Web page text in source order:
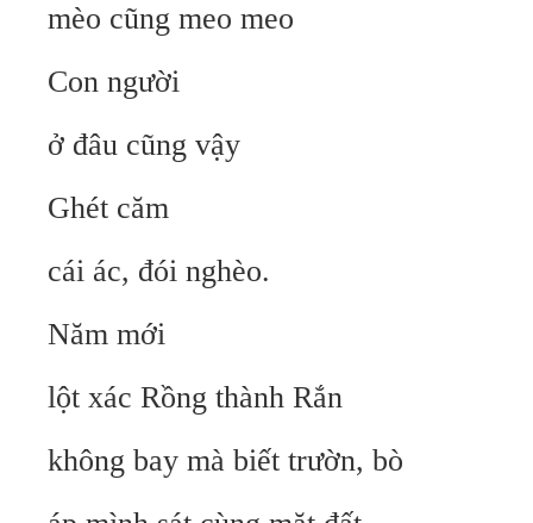
mèo cũng meo meo
Con người
ở đâu cũng vậy
Ghét căm
cái ác, đói nghèo.
Năm mới
lột xác Rồng thành Rắn
không bay mà biết trườn, bò